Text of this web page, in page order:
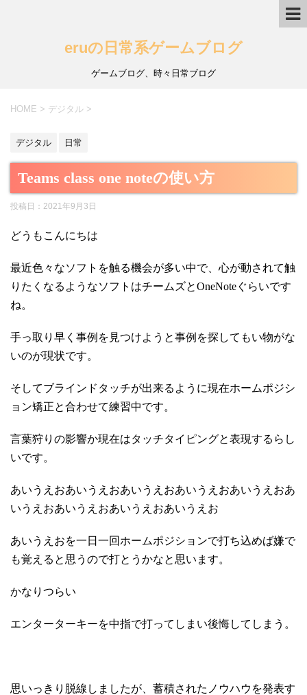
eruの日常系ゲームブログ
ゲームブログ、時々日常ブログ
HOME > デジタル >
デジタル 日常
Teams class one noteの使い方
投稿日： 2021年9月3日
どうもこんにちは
最近色々なソフトを触る機会が多い中で、心が動されて触
りたくなるようなソフトはチームズとOneNoteぐらいです
ね。
手っ取り早く事例を見つけようと事例を探してもい物がな
いのが現状です。
そしてブラインドタッチが出来るように現在ホームポジシ
ョン矯正と合わせて練習中です。
言葉狩りの影響か現在はタッチタイピングと表現するらし
いです。
あいうえおあいうえおあいうえおあいうえおあいうえおあ
いうえおあいうえおあいうえおあいうえお
あいうえおを一日一回ホームポジションで打ち込めば嫌で
も覚えると思うので打とうかなと思います。
かなりつらい
エンターターキーを中指で打ってしまい後悔してしまう。
思いっきり脱線しましたが、蓄積されたノウハウを発表す